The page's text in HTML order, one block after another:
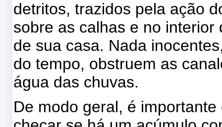
detritos, trazidos pela ação
sobre as calhas e no
de sua casa. Nada
do tempo, obstruem as
água das chuvas.
De modo geral, é